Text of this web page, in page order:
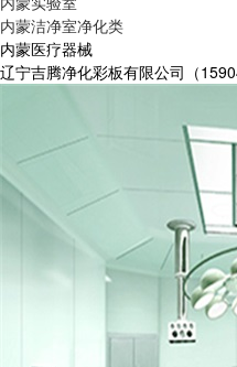
内蒙洁净室净化类
内蒙医疗器械
辽宁吉腾净化彩板有限公司（